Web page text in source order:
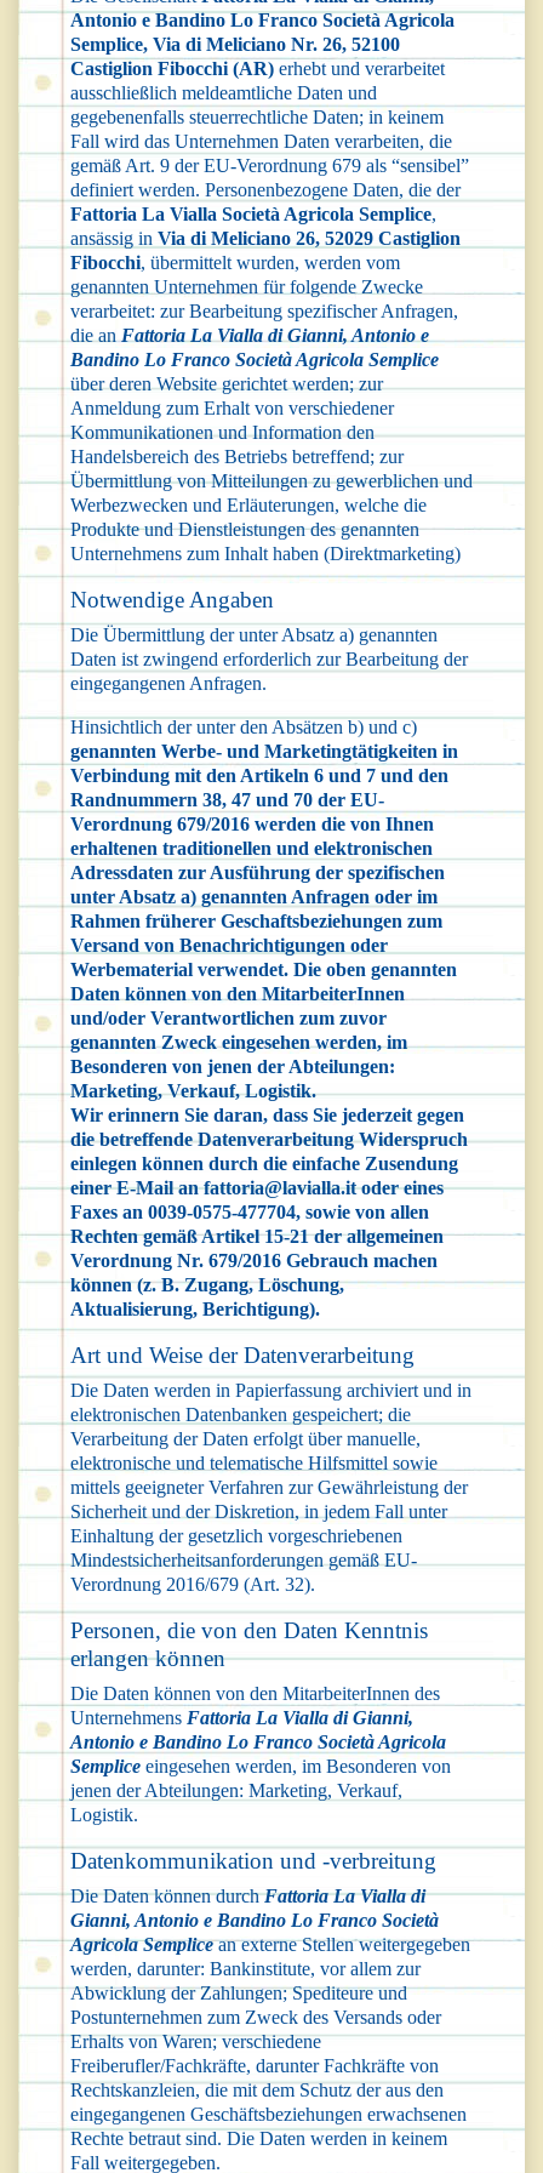
Antonio e Bandino Lo Franco Società Agricola
Semplice, Via di Meliciano Nr. 26, 52100
Castiglion Fibocchi (AR) erhebt und verarbeitet
ausschließlich meldeamtliche Daten und
gegebenenfalls steuerrechtliche Daten; in keinem
Fall wird das Unternehmen Daten verarbeiten, die
gemäß Art. 9 der EU-Verordnung 679 als “sensibel”
definiert werden. Personenbezogene Daten, die der
Fattoria La Vialla Società Agricola Semplice,
ansässig in Via di Meliciano 26, 52029 Castiglion
Fibocchi, übermittelt wurden, werden vom
genannten Unternehmen für folgende Zwecke
verarbeitet: zur Bearbeitung spezifischer Anfragen,
die an Fattoria La Vialla di Gianni, Antonio e
Bandino Lo Franco Società Agricola Semplice
über deren Website gerichtet werden; zur
Anmeldung zum Erhalt von verschiedener
Kommunikationen und Information den
Handelsbereich des Betriebs betreffend; zur
Übermittlung von Mitteilungen zu gewerblichen und
Werbezwecken und Erläuterungen, welche die
Produkte und Dienstleistungen des genannten
Unternehmens zum Inhalt haben (Direktmarketing)
Notwendige Angaben
Die Übermittlung der unter Absatz a) genannten
Daten ist zwingend erforderlich zur Bearbeitung der
eingegangenen Anfragen.
Hinsichtlich der unter den Absätzen b) und c)
genannten Werbe- und Marketingtätigkeiten in
Verbindung mit den Artikeln 6 und 7 und den
Randnummern 38, 47 und 70 der EU-
Verordnung 679/2016 werden die von Ihnen
erhaltenen traditionellen und elektronischen
Adressdaten zur Ausführung der spezifischen
unter Absatz a) genannten Anfragen oder im
Rahmen früherer Geschaftsbeziehungen zum
Versand von Benachrichtigungen oder
Werbematerial verwendet. Die oben genannten
Daten können von den MitarbeiterInnen
und/oder Verantwortlichen zum zuvor
genannten Zweck eingesehen werden, im
Besonderen von jenen der Abteilungen:
Marketing, Verkauf, Logistik.
Wir erinnern Sie daran, dass Sie jederzeit gegen
die betreffende Datenverarbeitung Widerspruch
einlegen können durch die einfache Zusendung
einer E-Mail anfattoria@lavialla.itoder eines
Faxes an 0039-0575-477704, sowie von allen
Rechten gemäß Artikel 15-21 der allgemeinen
Verordnung Nr. 679/2016 Gebrauch machen
können (z. B. Zugang, Löschung,
Aktualisierung, Berichtigung).
Art und Weise der Datenverarbeitung
Die Daten werden in Papierfassung archiviert und in
elektronischen Datenbanken gespeichert; die
Verarbeitung der Daten erfolgt über manuelle,
elektronische und telematische Hilfsmittel sowie
mittels geeigneter Verfahren zur Gewährleistung der
Sicherheit und der Diskretion, in jedem Fall unter
Einhaltung der gesetzlich vorgeschriebenen
Mindestsicherheitsanforderungen gemäß EU-
Verordnung 2016/679 (Art. 32).
Personen, die von den Daten Kenntnis
erlangen können
Die Daten können von den MitarbeiterInnen des
Unternehmens Fattoria La Vialla di Gianni,
Antonio e Bandino Lo Franco Società Agricola
Semplice eingesehen werden, im Besonderen von
jenen der Abteilungen: Marketing, Verkauf,
Logistik.
Datenkommunikation und -verbreitung
Die Daten können durchFattoria La Vialla di
Gianni, Antonio e Bandino Lo Franco Società
Agricola Semplicean externe Stellen weitergegeben
werden, darunter: Bankinstitute, vor allem zur
Abwicklung der Zahlungen; Spediteure und
Postunternehmen zum Zweck des Versands oder
Erhalts von Waren; verschiedene
Freiberufler/Fachkräfte, darunter Fachkräfte von
Rechtskanzleien, die mit dem Schutz der aus den
eingegangenen Geschäftsbeziehungen erwachsenen
Rechte betraut sind. Die Daten werden in keinem
Fall weitergegeben.